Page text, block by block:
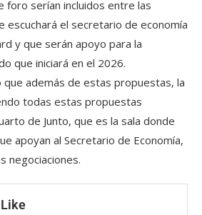
serían incluidos entre las
escuchará el secretario de economía
y que serán apoyo para la
que iniciará en el 2026.
que además de estas propuestas, la
todas estas propuestas
de Junto, que es la sala donde
apoyan al Secretario de Economía,
negociaciones.